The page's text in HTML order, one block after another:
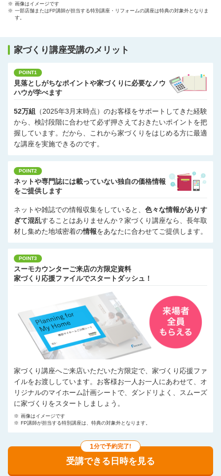
※ 画像はイメージです
※ 一部店舗またはFP講師が担当する特別講座・リフォームの講座は特典の対象外となりま
す。
家づくり講座受講のメリット
POINT1
見落としがちなポイントや家づくりに必要なノウ
ハウが学べます
52万組
（2025年3月末時点）のお客様をサポートしてきた経験
から、検討段階に合わせて必ず押さえておきたいポイントを把
握しています。だから、これから家づくりをはじめる方に最適
な講座を実施できるのです。
POINT2
ネットや専門誌には載っていない独自の価格情報
をご提供します
ネットや雑誌での情報収集をしていると、 色々な情報がありす
ぎて混乱することはありませんか？家づくり講座なら、長年取
材し集めた地域密着の情報をあなたに合わせてご提供します。
POINT3
スーモカウンターご来店の方限定資料
家づくり応援ファイルでスタートダッシュ！
家づくり講座へご来店いただいた方限定で、家づくり応援ファ
イルをお渡ししています。お客様お一人お一人にあわせて、オ
リジナルのマイホーム計画シートで、ダンドリよく、スムーズ
に家づくりをスタートしましょう。
※ 画像はイメージです
※ FP講師が担当する特別講座は、特典の対象外となります。
1分で予約完了!
受講できる日時を見る